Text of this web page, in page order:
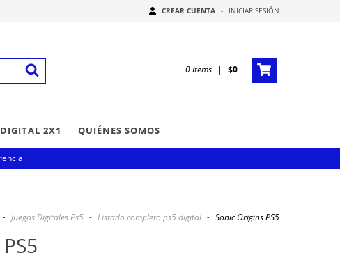
CREAR CUENTA - INICIAR SESIÓN
0Items | $0
2X1 QUIÉNES SOMOS
- Juegos Digitales Ps5 - Listado completo ps5 digital - Sonic Origins PS5